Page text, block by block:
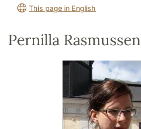
This page in English
Pernilla Rasmussen